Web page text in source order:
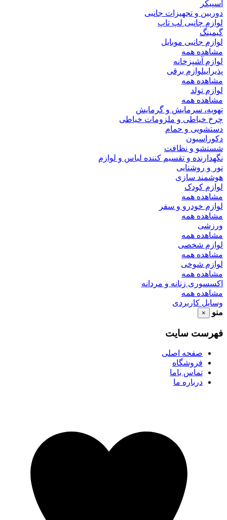
اسپیکر
دوربین و تجهیزات جانبی
لوازم چانبی لپ تاپ
گیمینگ
لوازم جانبی موبایل
مشاهده همه
لوازم آشپزخانه
پذیراییلوازم برقی
مشاهده همه
لوازم تولد
مشاهده همه
تهویه، سرمایش و گرمایش
چرخ خیاطی و ملزومات خیاطی
دستشویی و حمام
دکوراسیون
شستشو و نظافت
نگهدارنده و تقسیم کننده لباس و لوازم
نور و روشنایی
هوشمند سازی
لوازم کودک
مشاهده همه
لوازم خودرو و سفر
مشاهده همه
ورزشی
مشاهده همه
لوازم شخصی
مشاهده همه
لوازم شوخی
مشاهده همه
اکسسوری زنانه و مردانه
مشاهده همه
وسایل کاربردی
منو
×
فهرست سایت
صفحه اصلی
فروشگاه
تماس باما
درباره ما